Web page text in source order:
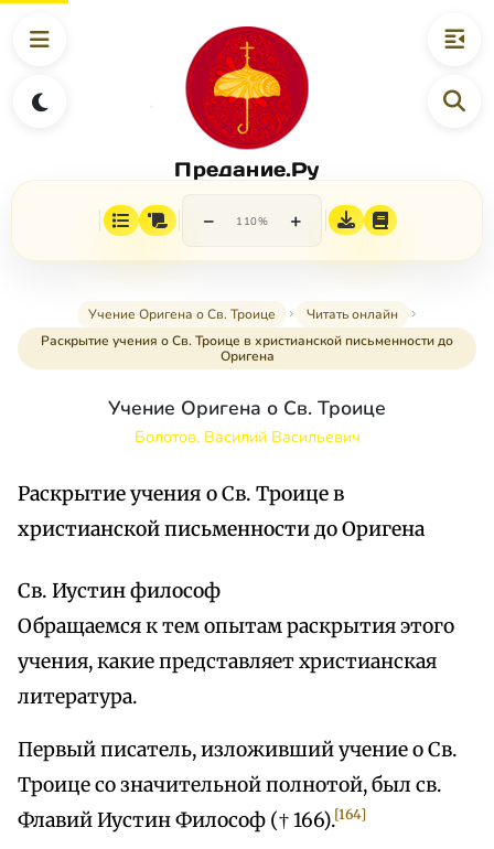
Предание.Ру
− 110% +
Учение Оригена о Св. Троице
Читать онлайн
Раскрытие учения о Св. Троице в христианской письменности до
Оригена
Учение Оригена о Св. Троице
Болотов, Василий Васильевич
Раскрытие учения о Св. Троице в
христианской письменности до Оригена
Св. Иустин философ
Обращаемся к тем опытам раскрытия этого
учения, какие представляет христианская
литература.
Первый писатель, изложивший учение о Св.
Троице со значительной полнотой, был св.
Флавий Иустин Философ († 166).[164]